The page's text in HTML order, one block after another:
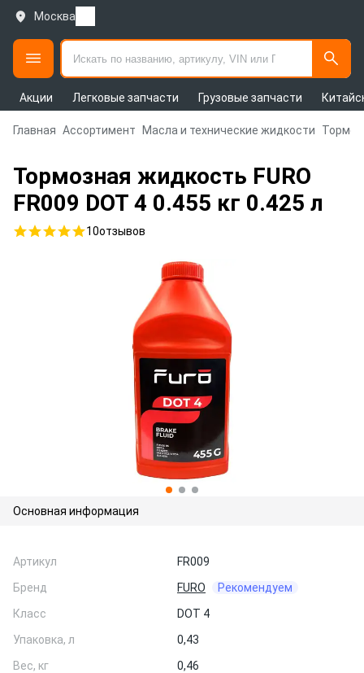
Москва
Акции Легковые запчасти Грузовые запчасти
Главная Ассортимент Масла и технические жидкости
Тормозная жидкость FURO
FR009 DOT 4 0.455 кг 0.425 л
10отзывов
Основная информация
Артикул
FR009
Бренд
FURO
Рекомендуем
Класс
DOT 4
Упаковка, л
0,43
Вес, кг
0,46